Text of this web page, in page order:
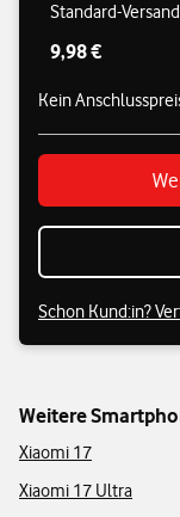
Standard-Versand
9,98 €
Kein
Schon Kund:in?
Weitere
Xiaomi 17
Xiaomi 17 Ultra